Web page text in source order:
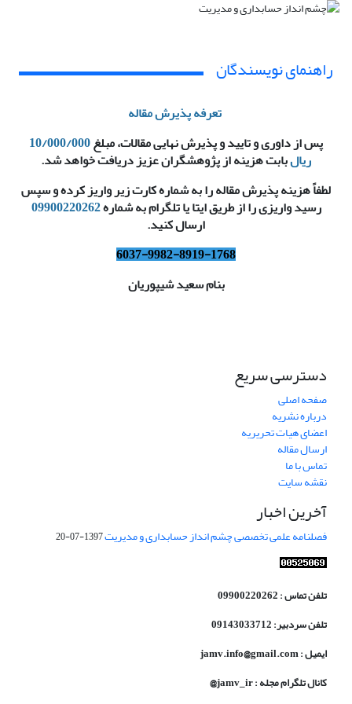
راهنمای نویسندگان
تعرفه پذیرش مقاله
پس از داوری و تایید و پذیرش نهایی مقالات، مبلغ10/000/000
ریالبابت هزینه از پژوهشگران عزیز دریافت خواهد شد.
لطفاً هزینه پذیرش مقاله را به شماره کارت زیر واریز کرده و سپس
رسید واریزی را از طریق ایتا یا تلگرام به شماره09900220262
ارسال کنید.
6037-9982-8919-1768
بنام سعید شیپوریان
دسترسی سریع
صفحه اصلی
درباره نشریه
اعضای هیات تحریریه
ارسال مقاله
تماس با ما
نقشه سایت
آخرین اخبار
فصلنامه علمی تخصصی چشم انداز حسابداری و مدیریت1397-07-20
تلفن تماس : 09900220262
تلفن سردبیر: 09143033712
ایمیل : jamv.info@gmail.com
کانال تلگرام مجله : jamv_ir@